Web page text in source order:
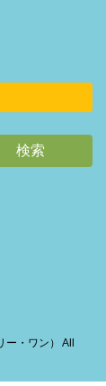
ー・ワン） All